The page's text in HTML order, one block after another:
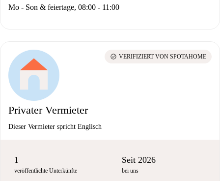
Mo - Son & feiertage, 08:00 - 11:00
Privater Vermieter
Dieser Vermieter spricht Englisch
check_circle VERIFIZIERT VON SPOTAHOME
1
veröffentlichte Unterkünfte
Seit 2026
bei uns